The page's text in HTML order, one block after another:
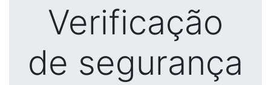
Verificação
de segurança